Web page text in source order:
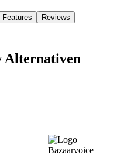
Reviews
Alternativen
Bazaarvoice